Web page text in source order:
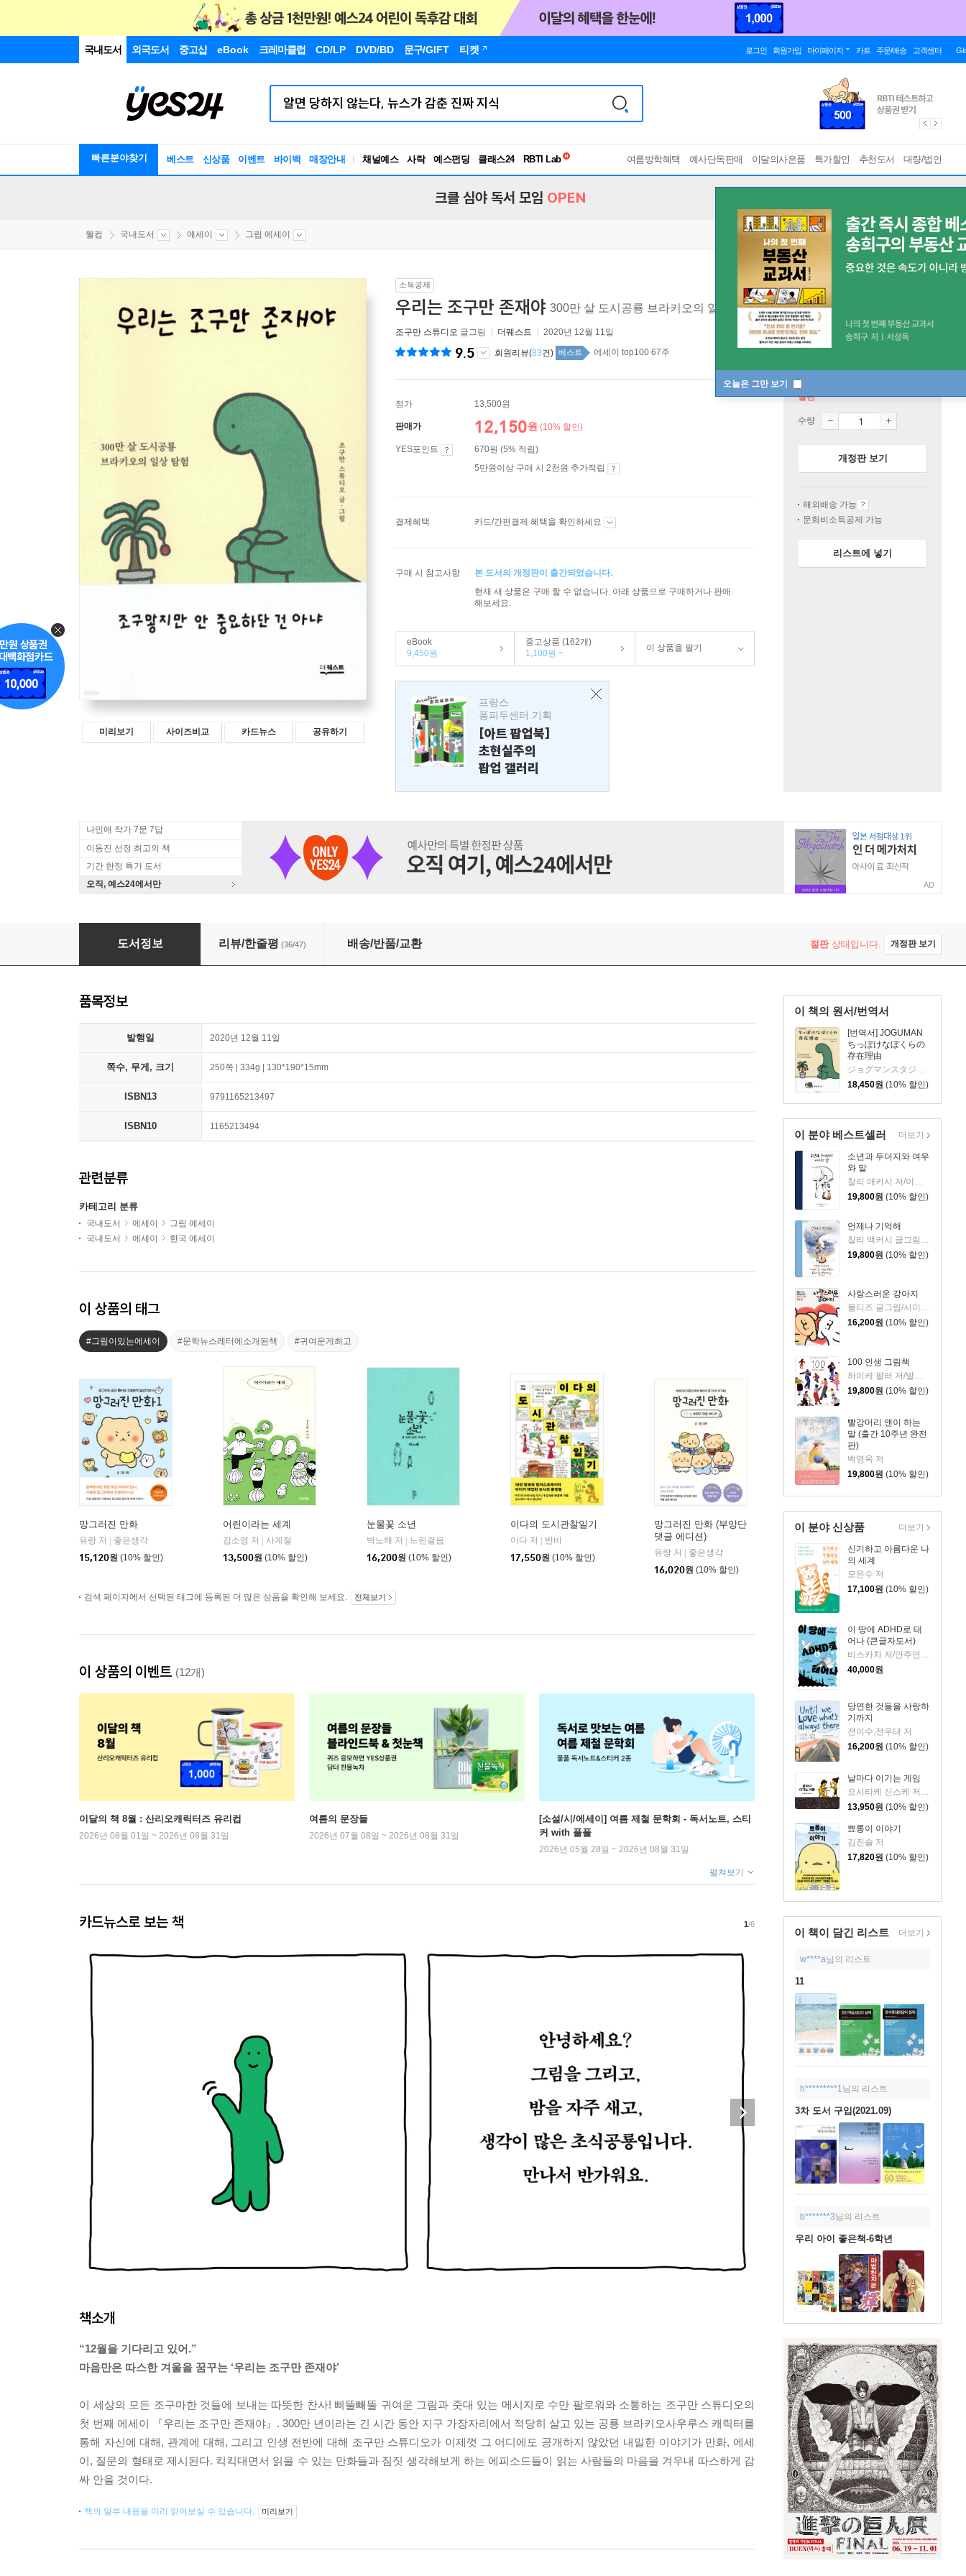
국내도서 외국도서 중고샵 eBook 크레마클럽 CD/LP DVD/BD 문구/GIFT 티켓 로그인 회원가입 마이페이지 카트 주문/배송 고객센터
빠른분야찾기 베스트 신상품 이벤트 바이백 매장안내 채널예스 사락 예스펀딩 클래스24
RBTI Lab
독서유형검사
여름방학혜택 예사단독판매 이달의사은품 특가할인 추천도서 대량/법인
오늘은 그만 보기
크클 심야 독서 모임 OPEN
웰컴 국내도서 에세이 그림 에세이
미리보기 사이즈비교 카드뉴스 공유하기
소득공제
우리는 조구만 존재야 300만 살 도시공룡 브라키오의 일상 탐험
조구만 스튜디오 글그림 더퀘스트 2020년 12월 11일
9.5 회원리뷰(83건) 베스트 에세이 top100 67주
정가 13,500원
판매가 12,150원 (10% 할인)
YES포인트
670원 (5% 적립)
5만원이상 구매 시 2천원 추가적립
결제혜택 카드/간편결제 혜택을 확인하세요
구매 시 참고사항
본 도서의 개정판이 출간되었습니다.
현재 새 상품은 구매 할 수 없습니다. 아래 상품으로 구매하거나 판매
해보세요.
eBook
9,450원
중고상품 (162개)
1,100원 ~
이 상품을 팔기
프랑스
퐁피두센터 기획
[아트 팝업북]
초현실주의
팝업 갤러리
절판
수량
개정판 보기
해외배송 가능
문화비소득공제 가능
리스트에 넣기
나민애 작가 7문 7답
이동진 선정 최고의 책
기간 한정 특가 도서
오직, 예스24에서만
AD
우리는 조구만 존재야
도서정보 리뷰/한줄평 (36/47) 배송/반품/교환 절판상태입니다. 개정판 보기
이 책의 원서/번역서
[번역서] JOGUMAN
ちっぽけなぼくらの
存在理由
ジョグマンスタジオ 저/中川里沙 역
18,450원 (10% 할인)
이 분야 베스트셀러
소년과 두더지와 여우
와 말
찰리 매커시 저/이진경 역
19,800원 (10% 할인)
언제나 기억해
19,800원 (10% 할인)
사랑스러운 강아지
몰티즈 글그림/서미영 역
16,200원 (10% 할인)
100 인생 그림책
19,800원 (10% 할인)
빨강머리 앤이 하는
말 (출간 10주년 완전
판)
백영옥 저
19,800원 (10% 할인)
더보기
이 분야 신상품
신기하고 아름다운 나
의 세계
모은수 저
17,100원 (10% 할인)
이 땅에 ADHD로 태
어나 (큰글자도서)
비스카차 저/안주연 감수
40,000원
당연한 것들을 사랑하
기까지
전이수,전우태 저
16,200원 (10% 할인)
날마다 이기는 게임
13,950원 (10% 할인)
뾰롱이 이야기
김진솔 저
17,820원 (10% 할인)
더보기
이 책이 담긴 리스트 더보기
w****a님의 리스트
11
h*********1 님의 리스트
3차 도서 구입(2021.09)
b*******3님의 리스트
우리 아이 좋은책-6학년
품목정보
발행일 2020년 12월 11일
쪽수, 무게, 크기 250쪽 | 334g | 130*190*15mm
ISBN13 9791165213497
ISBN10 1165213494
관련분류
카테고리 분류
국내도서 에세이
그림 에세이
국내도서
에세이 한국 에세이
이 상품의 태그
#그림이있는에세이 #문학뉴스레터에소개된책 #귀여운게최고
망그러진 만화
유랑 저
좋은생각
15,120원 (10% 할인)
어린이라는 세계
김소영 저
사계절
13,500원 (10% 할인)
눈물꽃 소년
박노해 저
느린걸음
16,200원 (10% 할인)
이다의 도시관찰일기
이다 저
반비
17,550원 (10% 할인)
망그러진 만화 (부앙단
댓글 에디션)
유랑 저
좋은생각
16,020원 (10% 할인)
검색 페이지에서 선택된 태그에 등록된 더 많은 상품을 확인해 보세요. 전체보기
이 상품의 이벤트 (12개)
이달의 책 8월 : 산리오캐릭터즈 유리컵
2026년 08월 01일 ~ 2026년 08월 31일
여름의 문장들
2026년 07월 08일 ~ 2026년 08월 31일
[소설/시/에세이] 여름 제철 문학회 - 독서노트, 스티
커 with 풀풀
2026년 05월 28일 ~ 2026년 08월 31일
펼쳐보기
카드뉴스로 보는 책 1/6
책소개
“12월을 기다리고 있어.”
마음만은 따스한 겨울을 꿈꾸는 ‘우리는 조구만 존재야’
이 세상의 모든 조구마한 것들에 보내는 따뜻한 찬사! 삐뚤빼뚤 귀여운 그림과 줏대 있는 메시지로 수만 팔로워와 소통하는 조구만 스튜디오의
첫 번째 에세이 『우리는 조구만 존재야』. 300만 년이라는 긴 시간 동안 지구 가장자리에서 적당히 살고 있는 공룡 브라키오사우루스 캐릭터를
통해 자신에 대해, 관계에 대해, 그리고 인생 전반에 대해 조구만 스튜디오가 이제껏 그 어디에도 공개하지 않았던 내밀한 이야기가 만화, 에세
이, 질문의 형태로 제시된다. 킥킥대면서 읽을 수 있는 만화들과 짐짓 생각해보게 하는 에피소드들이 읽는 사람들의 마음을 겨우내 따스하게 감
싸 안을 것이다.
책의 일부 내용을 미리 읽어보실 수 있습니다. 미리보기